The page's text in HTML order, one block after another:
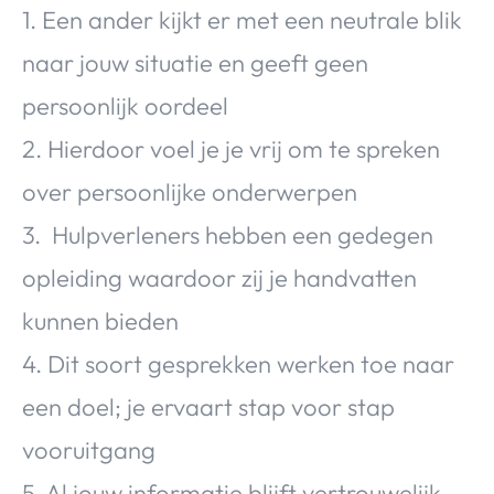
1. Een ander kijkt er met een neutrale blik
naar jouw situatie en geeft geen
persoonlijk oordeel
2. Hierdoor voel je je vrij om te spreken
over persoonlijke onderwerpen
3. Hulpverleners hebben een gedegen
opleiding waardoor zij je handvatten
kunnen bieden
4. Dit soort gesprekken werken toe naar
een doel; je ervaart stap voor stap
vooruitgang